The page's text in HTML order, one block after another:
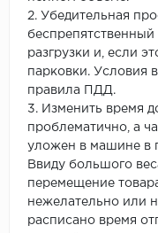
2. Убедительная
разгрузки и, если
парковки. Условия
правила ПДД.
3. Изменить время
проблематично, а
уложен в машине в
Ввиду большого
перемещение
нежелательно или
расписано время